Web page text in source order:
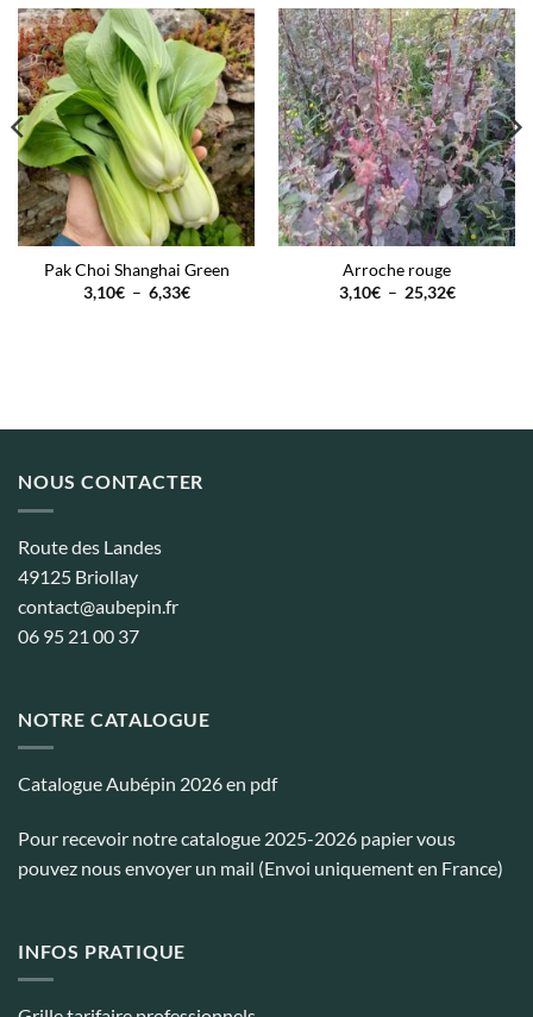
Pak Choi Shanghai Green
3,10€ – 6,33€Plage
Arroche rouge
3,10€ – 25,32€Plage
NOUS CONTACTER
Route des Landes
49125 Briollay
contact@aubepin.fr
06 95 21 00 37
NOTRE CATALOGUE
Catalogue Aubépin 2026 en pdf
Pour recevoir notre catalogue 2025-2026 papier vous
pouvez nous envoyer un mail (Envoi uniquement en France)
INFOS PRATIQUE